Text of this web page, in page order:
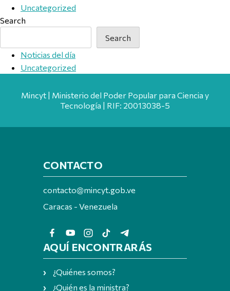
Uncategorized
Search
Search
Noticias del día
Uncategorized
Mincyt | Ministerio del Poder Popular para Ciencia y
Tecnología | RIF: 20013038-5
CONTACTO
contacto@mincyt.gob.ve
Caracas - Venezuela
AQUÍ ENCONTRARÁS
¿Quiénes somos?
¿Quién es la ministra?